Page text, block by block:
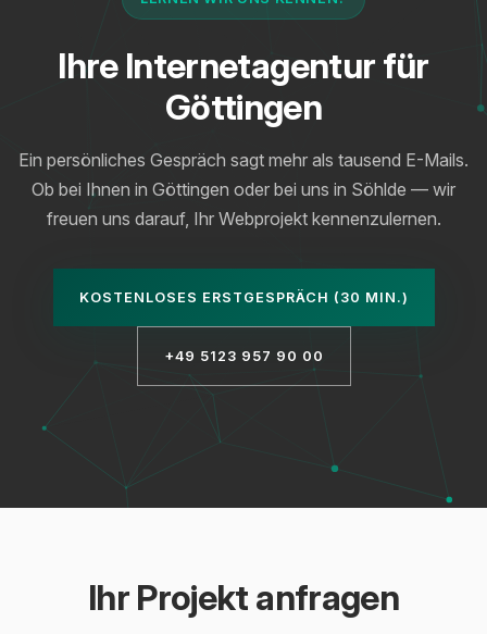
Ihre Internetagentur für
Göttingen
Ein persönliches Gespräch sagt mehr als tausend E-Mails.
Ob bei Ihnen in Göttingen oder bei uns in Söhlde — wir
freuen uns darauf, Ihr Webprojekt kennenzulernen.
KOSTENLOSES ERSTGESPRÄCH (30 MIN.)
+49 5123 957 90 00
Ihr Projekt anfragen